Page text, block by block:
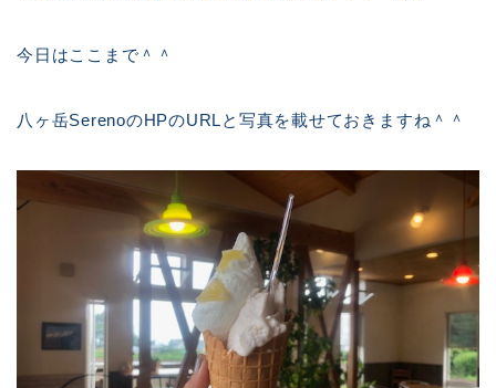
今日はここまで＾＾
八ヶ岳SerenoのHPのURLと写真を載せておきますね＾＾